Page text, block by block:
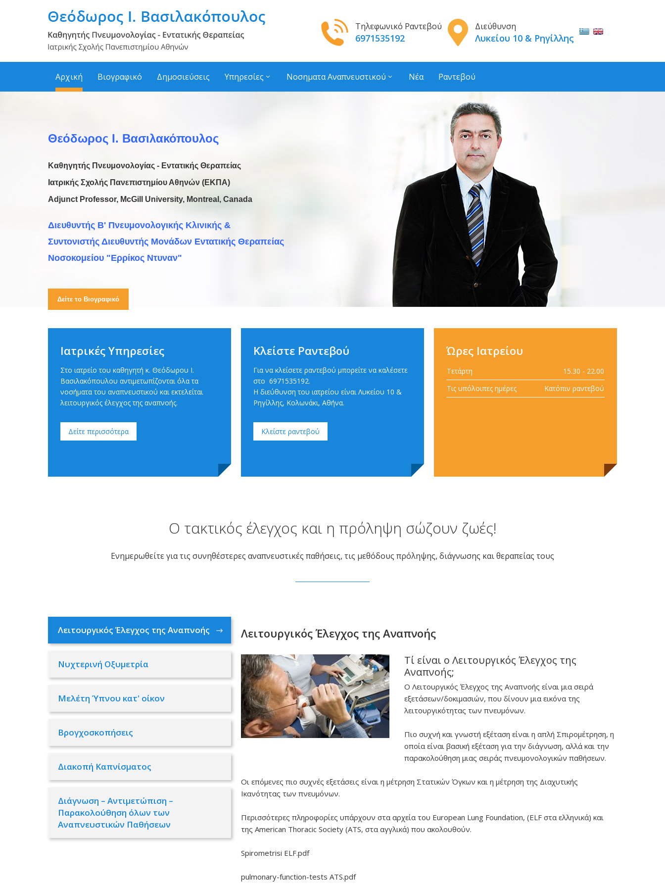
Τηλεφωνικό Ραντεβού
6971535192
Διεύθυνση
Λυκείου 10 & Ρηγίλλης
Αρχική Βιογραφικό Δημοσιεύσεις Υπηρεσίες Νοσηματα Αναπνευστικού Νέα Ραντεβού
Θεόδωρος Ι. Βασιλακόπουλος
Καθηγητής Πνευμονολογίας - Εντατικής Θεραπείας
Ιατρικής Σχολής Πανεπιστημίου Αθηνών (ΕΚΠΑ)
Adjunct Professor, McGill University, Montreal, Canada
Διευθυντής Β' Πνευμονολογικής Κλινικής &
Συντονιστής Διευθυντής Μονάδων Εντατικής Θεραπείας
Νοσοκομείου "Ερρίκος Ντυναν"
Δείτε το Βιογραφικό
Ιατρικές Υπηρεσίες
Στο ιατρείο του καθηγητή κ. Θεόδωρου Ι.
Βασιλακόπουλου αντιμετωπίζονται όλα τα
νοσήματα του αναπνευστικού και εκτελείται
λειτουργικός έλεγχος της αναπνοής.
Δείτε περισσότερα
Κλείστε Ραντεβού
Για να κλείσετε ραντεβού μπορείτε να καλέσετε
στο 6971535192.
Η διεύθυνση του ιατρείου είναι Λυκείου 10 &
Ρηγίλλης, Κολωνάκι, Αθήνα.
Κλείστε ραντεβού
Ώρες Ιατρείου
Τετάρτη
15.30 - 22.00
Τις υπόλοιπες ημέρες
Κατόπιν ραντεβού
Ο τακτικός έλεγχος και η πρόληψη σώζουν ζωές!
Ενημερωθείτε για τις συνηθέστερες αναπνευστικές παθήσεις, τις μεθόδους πρόληψης, διάγνωσης και θεραπείας τους
Λειτουργικός Έλεγχος της Αναπνοής
Νυχτερινή Οξυμετρία
Μελέτη Ύπνου κατ' οίκον
Βρογχοσκοπήσεις
Διακοπή Καπνίσματος
Διάγνωση – Αντιμετώπιση –
Παρακολούθηση όλων των
Αναπνευστικών Παθήσεων
Λειτουργικός Έλεγχος της Αναπνοής
Τί είναι ο Λειτουργικός Έλεγχος της
Αναπνοής;
Ο Λειτουργικός Έλεγχος της Αναπνοής είναι μια σειρά
εξετάσεων/δοκιμασιών, που δίνουν μια εικόνα της
λειτουργικότητας των πνευμόνων.
Πιο συχνή και γνωστή εξέταση είναι η απλή Σπιρομέτρηση, η
οποία είναι βασική εξέταση για την διάγνωση, αλλά και την
παρακολούθηση μιας σειράς πνευμονολογικών παθήσεων.
Οι επόμενες πιο συχνές εξετάσεις είναι η μέτρηση Στατικών Όγκων και η μέτρηση της Διαχυτικής
Ικανότητας των πνευμόνων.
Περισσότερες πληροφορίες υπάρχουν στα αρχεία του European Lung Foundation, (ELF στα ελληνικά) και
της American Thoracic Society (ATS, στα αγγλικά) που ακολουθούν.
Spirometrisi ELF.pdf
pulmonary-function-tests ATS.pdf